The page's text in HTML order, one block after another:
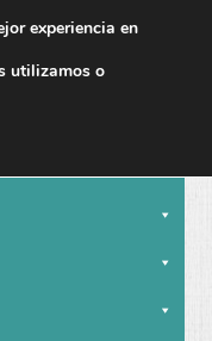
experiencia en
utilizamos o